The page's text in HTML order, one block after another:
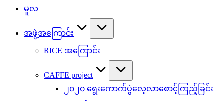
မူလ
အဖွဲ့အကြောင်း
RICE အကြောင်း
CAFFE project
၂၀၂၀ ရွေးကောက်ပွဲလေ့လာစောင့်ကြည့်ခြင်း